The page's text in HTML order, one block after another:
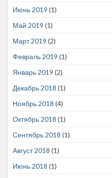
Июнь 2019 (1)
Май 2019 (1)
Март 2019 (2)
Февраль 2019 (1)
Январь 2019 (2)
Декабрь 2018 (1)
Ноябрь 2018 (4)
Октябрь 2018 (1)
Сентябрь 2018 (1)
Август 2018 (1)
Июнь 2018 (1)